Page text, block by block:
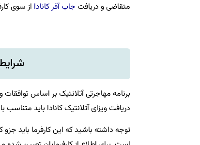
متقاضی و دریافت جاب آفر کانادا از سوی
برنامه مهاجرتی آتلانتیک بر اساس
دریافت ویزای آتلانتیک کانادا باید
توجه داشته باشید که این کارفرما باید